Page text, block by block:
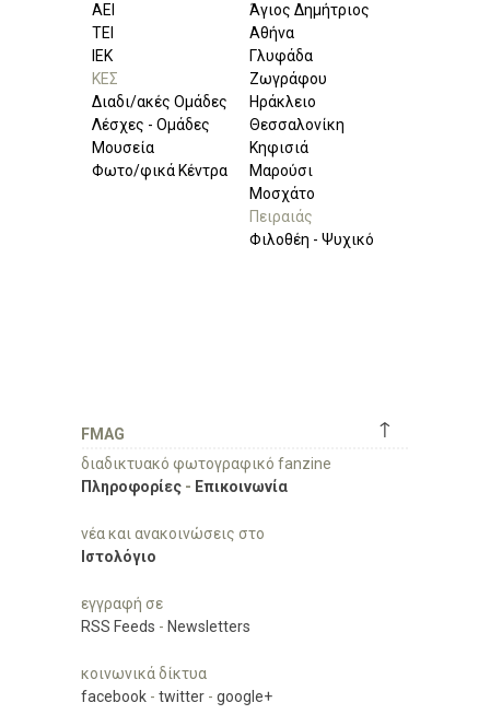
ΑΕΙ
ΤΕΙ
ΙΕΚ
ΚΕΣ
Διαδι/ακές Ομάδες
Λέσχες - Ομάδες
Μουσεία
Φωτο/φικά Κέντρα
Άγιος Δημήτριος
Αθήνα
Γλυφάδα
Ζωγράφου
Ηράκλειο
Θεσσαλονίκη
Κηφισιά
Μαρούσι
Μοσχάτο
Πειραιάς
Φιλοθέη - Ψυχικό
↑
FMAG
διαδικτυακό φωτογραφικό fanzine
Πληροφορίες - Επικοινωνία
νέα και ανακοινώσεις στο
Ιστολόγιο
εγγραφή σε
RSS Feeds - Newsletters
κοινωνικά δίκτυα
facebook - twitter - google+